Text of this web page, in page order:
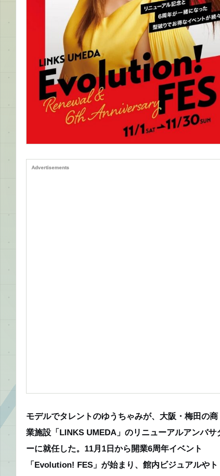
Advertisements
モデルでタレントのゆうちゃみが、大阪・梅田の商
業施設「LINKS UMEDA」のリニューアルアンバサ
ーに就任した。11月1日から開業6周年イベント
「Evolution! FES」が始まり、館内ビジュアルやト